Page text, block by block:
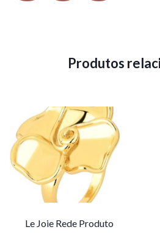
Produtos
Le Joie Rede Produto